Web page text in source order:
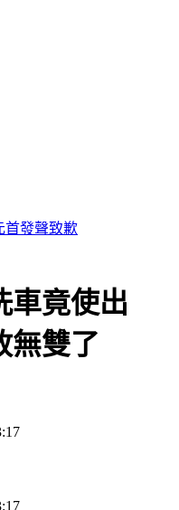
唱神級舞台
車竟使出
無雙了